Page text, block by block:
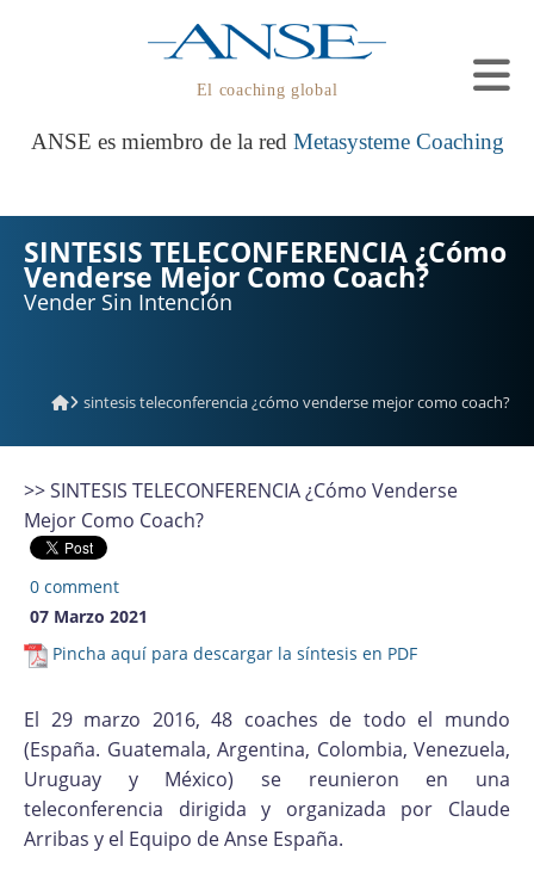
El coaching global
ANSE es miembro de la red Metasysteme Coaching
SINTESIS TELECONFERENCIA ¿Cómo
Venderse Mejor Como Coach?
Vender Sin Intención
sintesis teleconferencia ¿cómo venderse mejor como coach?
>> SINTESIS TELECONFERENCIA ¿Cómo Venderse
Mejor Como Coach?
0 comment
07 Marzo 2021
Pincha aquí para descargar la síntesis en PDF
El 29 marzo 2016, 48 coaches de todo el mundo
(España. Guatemala, Argentina, Colombia, Venezuela,
Uruguay y México) se reunieron en una
teleconferencia dirigida y organizada por Claude
Arribas y el Equipo de Anse España.